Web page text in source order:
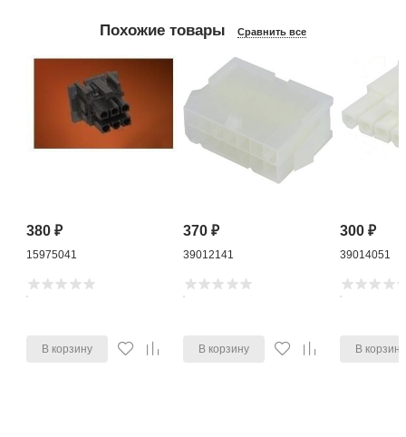
Похожие товары Сравнить все
380₽
15975041
В корзину
370₽
39012141
В корзину
300₽
39014051
В корзину